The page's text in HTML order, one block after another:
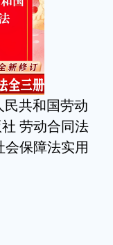
民共和国劳动
劳动合同法
保障法实用